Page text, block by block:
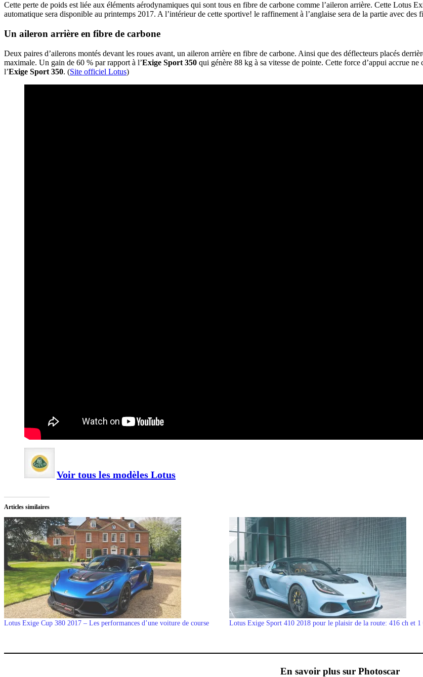
Cette perte de poids est liée aux éléments aérodynamiques qui sont tous en fibre de carbone comme l’aileron arrière. Cette Lotus
automatique sera disponible au printemps 2017. A l’intérieur de cette sportive! le raffinement à l’anglaise sera de la partie avec des
Un aileron arrière en fibre de carbone
Deux paires d’ailerons montés devant les roues avant, un aileron arrière en fibre de carbone. Ainsi que des déflecteurs placés
maximale. Un gain de 60 % par rapport à l’Exige Sport 350 qui génère 88 kg à sa vitesse de pointe. Cette force d’appui accrue
l’Exige Sport 350. (Site officiel Lotus)
Voir tous les modèles Lotus
Articles similaires
Lotus Exige Cup 380 2017 – Les performances d’une voiture de course Lotus Exige Sport 410 2018 pour le plaisir de la route: 416 ch et 1
En savoir plus sur Photoscar